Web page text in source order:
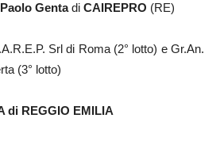
Paolo Gentadi CAIREPRO (RE)
Srl di Roma (2° lotto) e Gr.An.
(3° lotto)
di REGGIO EMILIA